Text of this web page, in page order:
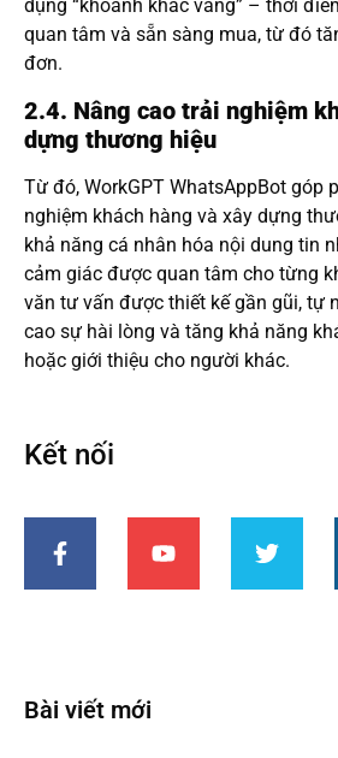
dụng “khoảnh khắc vàng” – thời
quan tâm và sẵn sàng mua, từ đó
đơn.
2.4. Nâng cao trải nghiệm
dựng thương hiệu
Từ đó, WorkGPT WhatsAppBot góp
nghiệm khách hàng và xây dựng
khả năng cá nhân hóa nội dung tin
cảm giác được quan tâm cho từng
văn tư vấn được thiết kế gần gũi, tự
cao sự hài lòng và tăng khả năng
hoặc giới thiệu cho người khác.
Kết nối
Bài viết mới